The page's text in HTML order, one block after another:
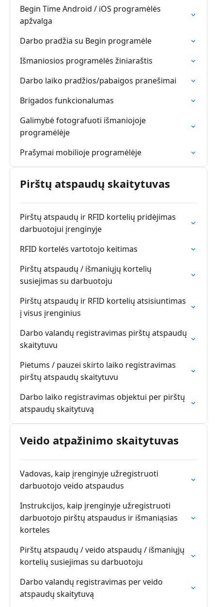
Begin Time Android / iOS programėlės
apžvalga
Darbo pradžia su Begin programėle
Išmaniosios programėlės žiniaraštis
Darbo laiko pradžios/pabaigos pranešimai
Brigados funkcionalumas
Galimybė fotografuoti išmaniojoje
programėlėje
Prašymai mobilioje programėlėje
Pirštų atspaudų skaitytuvas
Pirštų atspaudų ir RFID kortelių pridėjimas
darbuotojui įrenginyje
RFID kortelės vartotojo keitimas
Pirštų atspaudų / išmaniųjų kortelių
susiejimas su darbuotoju
Pirštų atspaudų ir RFID kortelių atsisiuntimas
į visus įrenginius
Darbo valandų registravimas pirštų atspaudų
skaitytuvu
Pietums / pauzei skirto laiko registravimas
pirštų atspaudų skaitytuvu
Darbo laiko registravimas objektui per pirštų
atspaudų skaitytuvą
Veido atpažinimo skaitytuvas
Vadovas, kaip įrenginyje užregistruoti
darbuotojo veido atspaudus
Instrukcijos, kaip įrenginyje užregistruoti
darbuotojo pirštų atspaudus ir išmaniąsias
korteles
Pirštų atspaudų / veido atspaudų / išmaniųjų
kortelių susiejimas su darbuotoju
Darbo valandų registravimas per veido
atspaudų skaitytuvą